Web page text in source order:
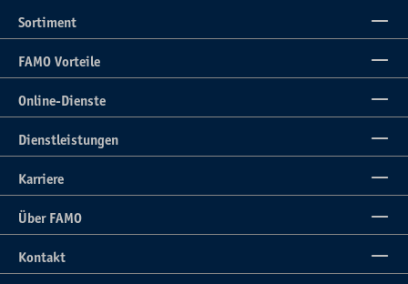
Sortiment
FAMO Vorteile
Online-Dienste
Dienstleistungen
Karriere
Über FAMO
Kontakt